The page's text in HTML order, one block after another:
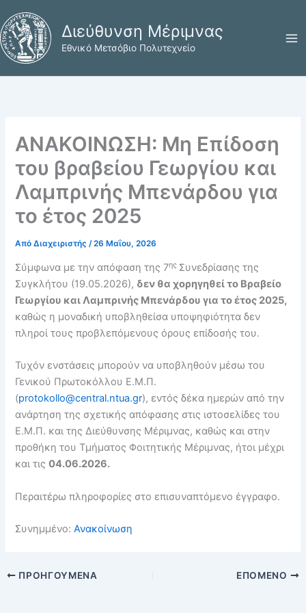
στο
περιεχόμενο
Διεύθυνση Μέριμνας
Εθνικό Μετσόβιο Πολυτεχνείο
ΑΝΑΚΟΙΝΩΣΗ: Μη Επίδοση
του βραβείου Γεωργίου και
Λαμπρινής Μπενάρδου για
το έτος 2025
ΑπόΔιαχειριστής /26 Μαΐου, 2026
Σύμφωνα με την απόφαση της 7ης Συνεδρίασης της
Συγκλήτου (19.05.2026), δεν θα χορηγηθεί το Βραβείο
Γεωργίου και Λαμπρινής Μπενάρδου για το έτος 2025,
καθώς η μοναδική υποβληθείσα υποψηφιότητα δεν
πληροί τους προβλεπόμενους όρους επίδοσής του.
Τυχόν ενστάσεις μπορούν να υποβληθούν μέσω του
Γενικού Πρωτοκόλλου Ε.Μ.Π.
(protokollo@central.ntua.gr), εντός δέκα ημερών από την
ανάρτηση της σχετικής απόφασης στις ιστοσελίδες του
Ε.Μ.Π. και της Διεύθυνσης Μέριμνας, καθώς και στην
προθήκη του Τμήματος Φοιτητικής Μέριμνας, ήτοι μέχρι
και τις04.06.2026.
Περαιτέρω πληροφορίες στο επισυναπτόμενο έγγραφο.
Συνημμένο:Ανακοίνωση
ΠΡΟΗΓΟΎΜΕΝΑ ΕΠΌΜΕΝΟ